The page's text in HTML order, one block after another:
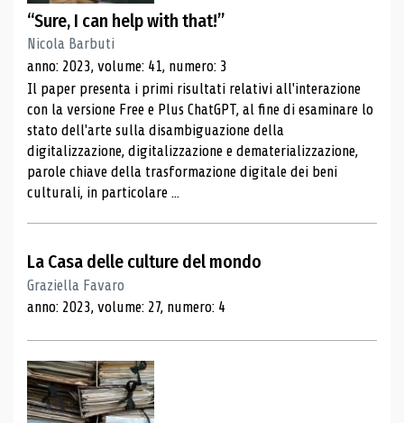
“Sure, I can help with that!”
Nicola Barbuti
anno: 2023, volume: 41, numero: 3
Il paper presenta i primi risultati relativi all'interazione
con la versione Free e Plus ChatGPT, al fine di esaminare lo
stato dell'arte sulla disambiguazione della
digitalizzazione, digitalizzazione e dematerializzazione,
parole chiave della trasformazione digitale dei beni
culturali, in particolare ...
La Casa delle culture del mondo
Graziella Favaro
anno: 2023, volume: 27, numero: 4